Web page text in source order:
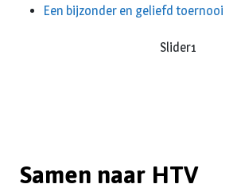
Een bijzonder en geliefd toernooi
Slider1